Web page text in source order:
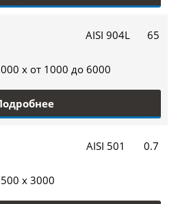
AISI 904L 65
x от 1000 до 6000
AISI 501 0.7
x 3000